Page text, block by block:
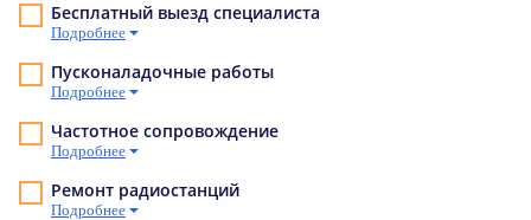
Бесплатный выезд специалиста
Подробнее
Пусконаладочные работы
Подробнее
Частотное сопровождение
Подробнее
Ремонт радиостанций
Подробнее